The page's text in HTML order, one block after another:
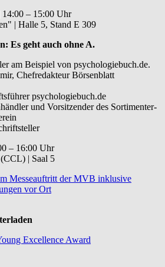
14:00 – 15:00 Uhr
| Halle 5, Stand E 309
Es geht auch ohne A.
am Beispiel von psychologiebuch.de.
Chefredakteur Börsenblatt
psychologiebuch.de
und Vorsitzender des Sortimenter-
– 16:00 Uhr
| Saal 5
Messeauftritt der MVB inklusive
vor Ort
Excellence Award